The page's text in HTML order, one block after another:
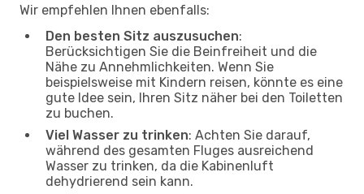
Wir empfehlen Ihnen ebenfalls:
Den besten Sitz auszusuchen:
Berücksichtigen Sie die Beinfreiheit und die
Nähe zu Annehmlichkeiten. Wenn Sie
beispielsweise mit Kindern reisen, könnte es eine
gute Idee sein, Ihren Sitz näher bei den Toiletten
zu buchen.
Viel Wasser zu trinken: Achten Sie darauf,
während des gesamten Fluges ausreichend
Wasser zu trinken, da die Kabinenluft
dehydrierend sein kann.